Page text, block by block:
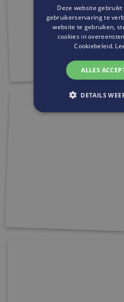
Deze website gebruikt
gebruikerservaring te
website te gebruiken,
cookies in
Cookiebeleid.
ALLES
DETAILS